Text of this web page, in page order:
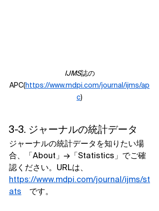
IJMS誌の
APC( https://www.mdpi.com/journal/ijms/ap
c)
3-3. ジャーナルの統計データ
ジャーナルの統計データを知りたい場
合、「About」→「Statistics」でご確
認ください。URLは、
https://www.mdpi.com/journal/ijms/st
ats です。